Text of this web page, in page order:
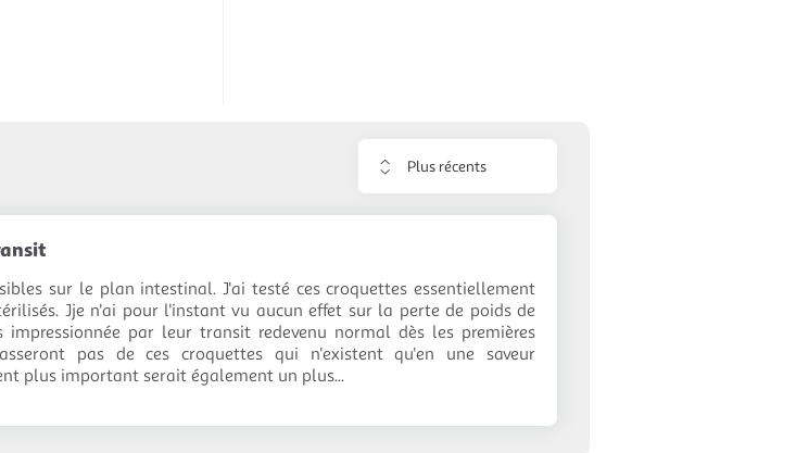
Trier
avis
sur le plan intestinal. J'ai testé ces croquettes essentiellement
Jje n'ai pour l'instant vu aucun effet sur la perte de poids de
par leur transit redevenu normal dès les premières
pas de ces croquettes qui n'existent qu'en une saveur
plus important serait également un plus...